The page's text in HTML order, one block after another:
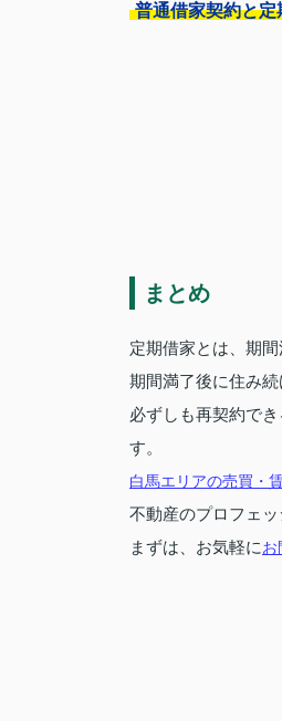
普通借家契約と
まとめ
定期借家とは、期
期間満了後に住み
必ずしも再契約で
す。
白馬エリアの売買・
不動産のプロフェ
まずは、お気軽にお